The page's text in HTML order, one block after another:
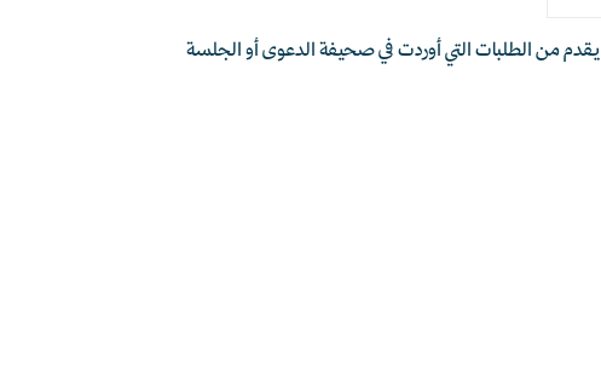
يقدم من الطلبات التي أوردت في صحيفة الدعوى أو الجلسة